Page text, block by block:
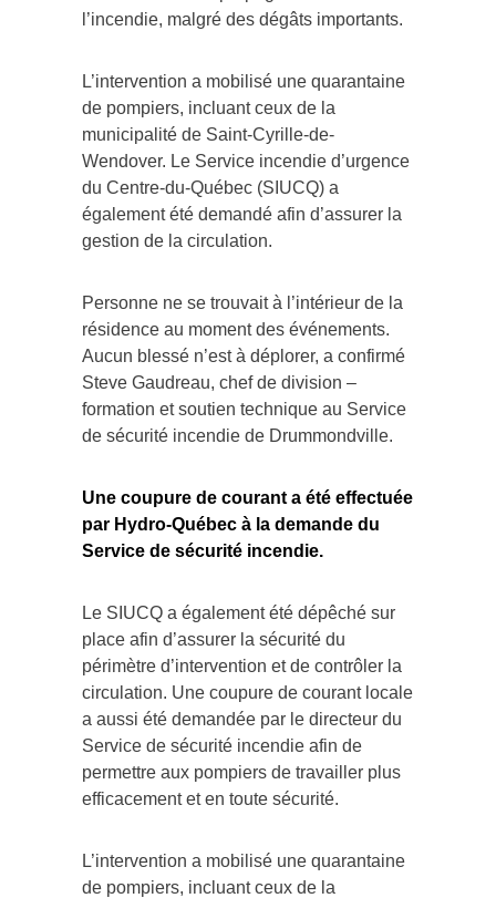
l’incendie, malgré des dégâts importants.
L’intervention a mobilisé une quarantaine
de pompiers, incluant ceux de la
municipalité de Saint-Cyrille-de-
Wendover. Le Service incendie d’urgence
du Centre-du-Québec (SIUCQ) a
également été demandé afin d’assurer la
gestion de la circulation.
Personne ne se trouvait à l’intérieur de la
résidence au moment des événements.
Aucun blessé n’est à déplorer, a confirmé
Steve Gaudreau, chef de division –
formation et soutien technique au Service
de sécurité incendie de Drummondville.
Une coupure de courant a été effectuée
par Hydro-Québec à la demande du
Service de sécurité incendie.
Le SIUCQ a également été dépêché sur
place afin d’assurer la sécurité du
périmètre d’intervention et de contrôler la
circulation. Une coupure de courant locale
a aussi été demandée par le directeur du
Service de sécurité incendie afin de
permettre aux pompiers de travailler plus
efficacement et en toute sécurité.
L’intervention a mobilisé une quarantaine
de pompiers, incluant ceux de la